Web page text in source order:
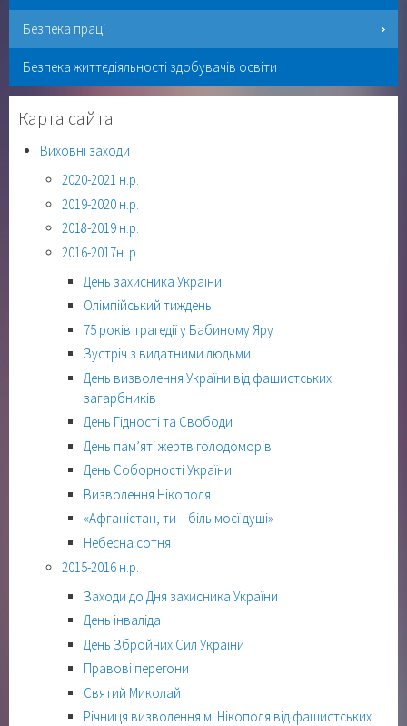
Безпека праці
Безпека життєдіяльності здобувачів освіти
Карта сайта
Виховні заходи
2020-2021 н.р.
2019-2020 н.р.
2018-2019 н.р.
2016-2017н. р.
День захисника України
Олімпійський тиждень
75 років трагедії у Бабиному Яру
Зустріч з видатними людьми
День визволення України від фашистських
загарбників
День Гідності та Свободи
День пам’яті жертв голодоморів
День Соборності України
Визволення Нікополя
«Афганістан, ти – біль моєї душі»
Небесна сотня
2015-2016 н.р.
Заходи до Дня захисника України
День інваліда
День Збройних Сил України
Правові перегони
Святий Миколай
Річниця визволення м. Нікополя від фашистських